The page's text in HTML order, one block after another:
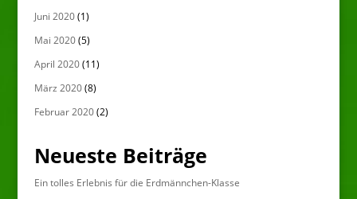
Juni 2020(1)
Mai 2020(5)
April 2020(11)
März 2020(8)
Februar 2020(2)
Neueste Beiträge
Ein tolles Erlebnis für die Erdmännchen-Klasse